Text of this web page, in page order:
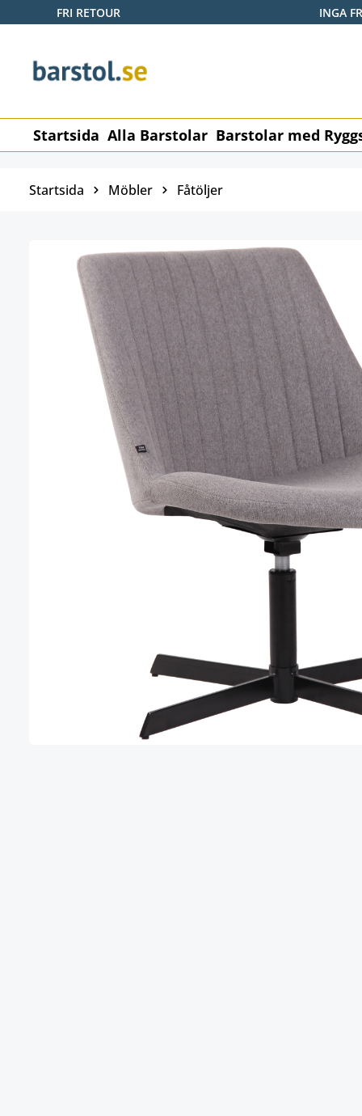
till huvudinnehåll
Hoppa till sökning
Hoppa till huvudnavigering
FRI RETOUR INGA
Startsida Alla Barstolar Barstolar med
Startsida Möbler Fåtöljer